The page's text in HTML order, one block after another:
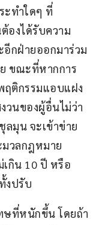
ะทำใดๆ ที่
องได้รับความ
อีกฝ่ายออกมาร่วม
ขณะที่หากการ
ฤติกรรมแอบแฝง
วนของผู้อื่นไม่ว่า
มุน จะเข้าข่าย
วลกฎหมาย
เกิน 10 ปี หรือ
งปรับ
ษที่หนักขึ้น โดยถ้า